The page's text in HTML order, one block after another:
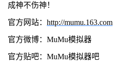
成神不伤神！
官方网站： http://mumu.163.com
官方微博：MuMu模拟器
官方贴吧：MuMu模拟器吧